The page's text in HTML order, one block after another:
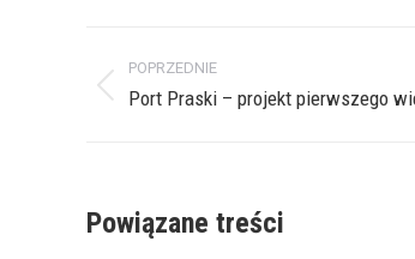
Nawigacja
wpisów
POPRZEDNIE
Poprzedni
Port Praski – projekt pierwszego
Powiązane treści